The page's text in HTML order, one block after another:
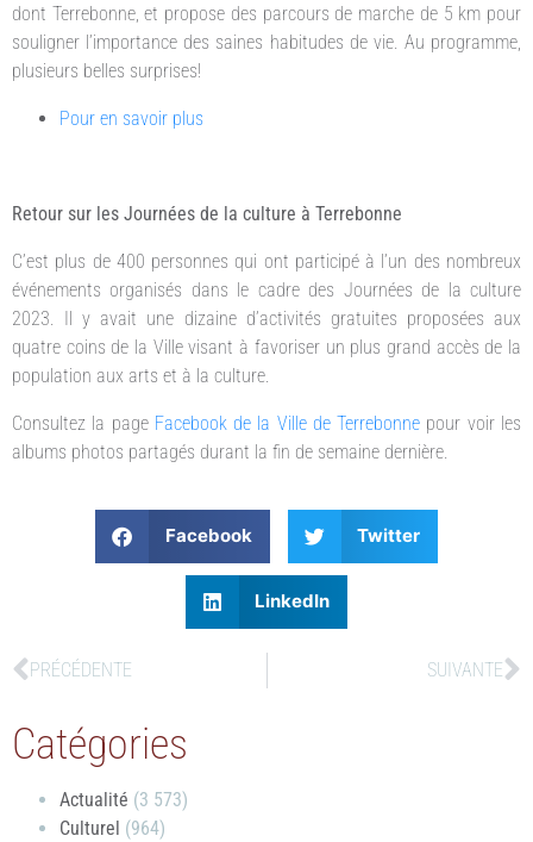
dont Terrebonne, et propose des parcours de marche de 5 km pour
souligner l’importance des saines habitudes de vie. Au programme,
plusieurs belles surprises!
Pour en savoir plus
Retour sur les Journées de la culture à Terrebonne
C’est plus de 400 personnes qui ont participé à l’un des nombreux
événements organisés dans le cadre des Journées de la culture
2023. Il y avait une dizaine d’activités gratuites proposées aux
quatre coins de la Ville visant à favoriser un plus grand accès de la
population aux arts et à la culture.
Consultez la page Facebook de la Ville de Terrebonne pour voir les
albums photos partagés durant la fin de semaine dernière.
Facebook Twitter
LinkedIn
PRÉCÉDENTE SUIVANTE
Catégories
Actualité (3 573)
Culturel (964)